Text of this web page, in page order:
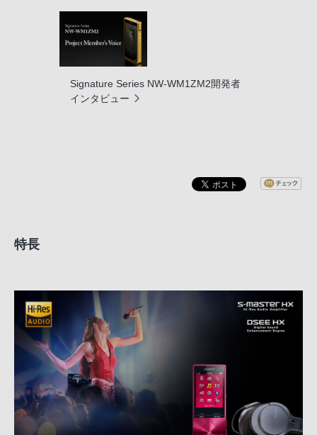
Signature Series NW-WM1ZM2開発者
インタビュー
特長